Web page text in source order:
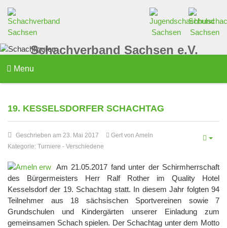
Schachverband Sachsen e.V.
Menu
19. KESSELSDORFER SCHACHTAG
Geschrieben am 23. Mai 2017
Gert von Ameln
Kategorie: Turniere - Verschiedene
Am 21.05.2017 fand unter der Schirmherrschaft
des Bürgermeisters Herr Ralf Rother im Quality Hotel
Kesselsdorf der 19. Schachtag statt. In diesem Jahr folgten 94
Teilnehmer aus 18 sächsischen Sportvereinen sowie 7
Grundschulen und Kindergärten unserer Einladung zum
gemeinsamen Schach spielen. Der Schachtag unter dem Motto